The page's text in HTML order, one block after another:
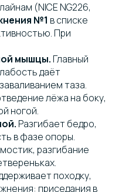
(NICE NG226,
№1 в списке
При
мышцы. Главный
даёт
таза.
лёжа на боку,
ногой.
Разгибает бедро,
в фазе опоры.
разгибание
походку,
приседания в